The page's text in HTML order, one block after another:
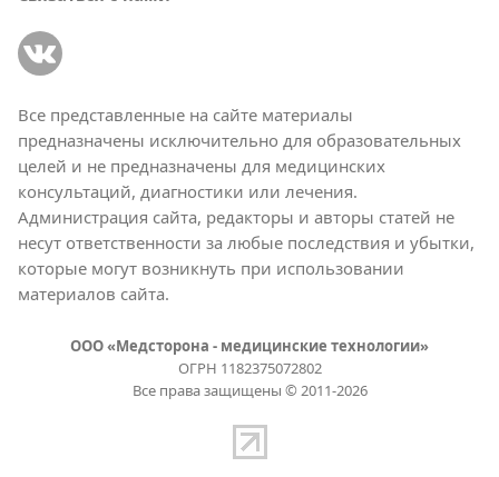
Все представленные на сайте материалы
предназначены исключительно для образовательных
целей и не предназначены для медицинских
консультаций, диагностики или лечения.
Администрация сайта, редакторы и авторы статей не
несут ответственности за любые последствия и убытки,
которые могут возникнуть при использовании
материалов сайта.
ООО «Медсторона - медицинские технологии»
ОГРН 1182375072802
Все права защищены © 2011-2026